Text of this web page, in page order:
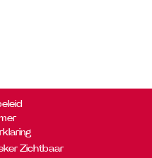
Zichtbaar